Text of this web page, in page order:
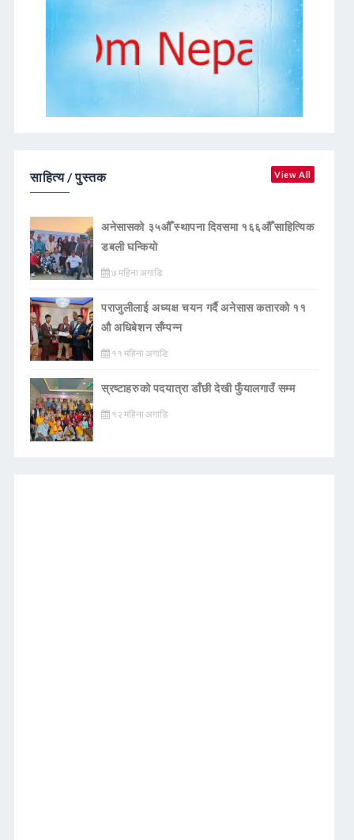
साहित्य / पुस्तक View All
अनेसासको ३५औँ स्थापना दिवसमा १६६औँ साहित्यिक
डबली घन्कियाे
७ महिना अगाडि
पराजुलीलाई अध्यक्ष चयन गर्दै अनेसास कतारको ११
औ अधिबेशन सँम्पन्न
११ महिना अगाडि
स्रष्टाहरुको पदयात्रा डाँछी देखी फुँयालगाउँ सम्म
१२ महिना अगाडि